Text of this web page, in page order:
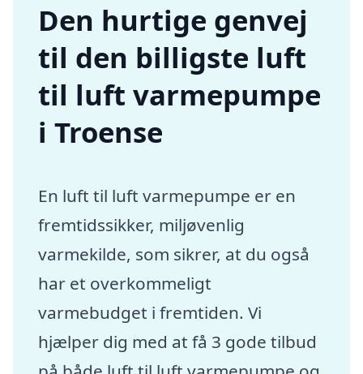
Den hurtige genvej
til den billigste luft
til luft varmepumpe
i Troense
En luft til luft varmepumpe er en
fremtidssikker, miljøvenlig
varmekilde, som sikrer, at du også
har et overkommeligt
varmebudget i fremtiden. Vi
hjælper dig med at få 3 gode tilbud